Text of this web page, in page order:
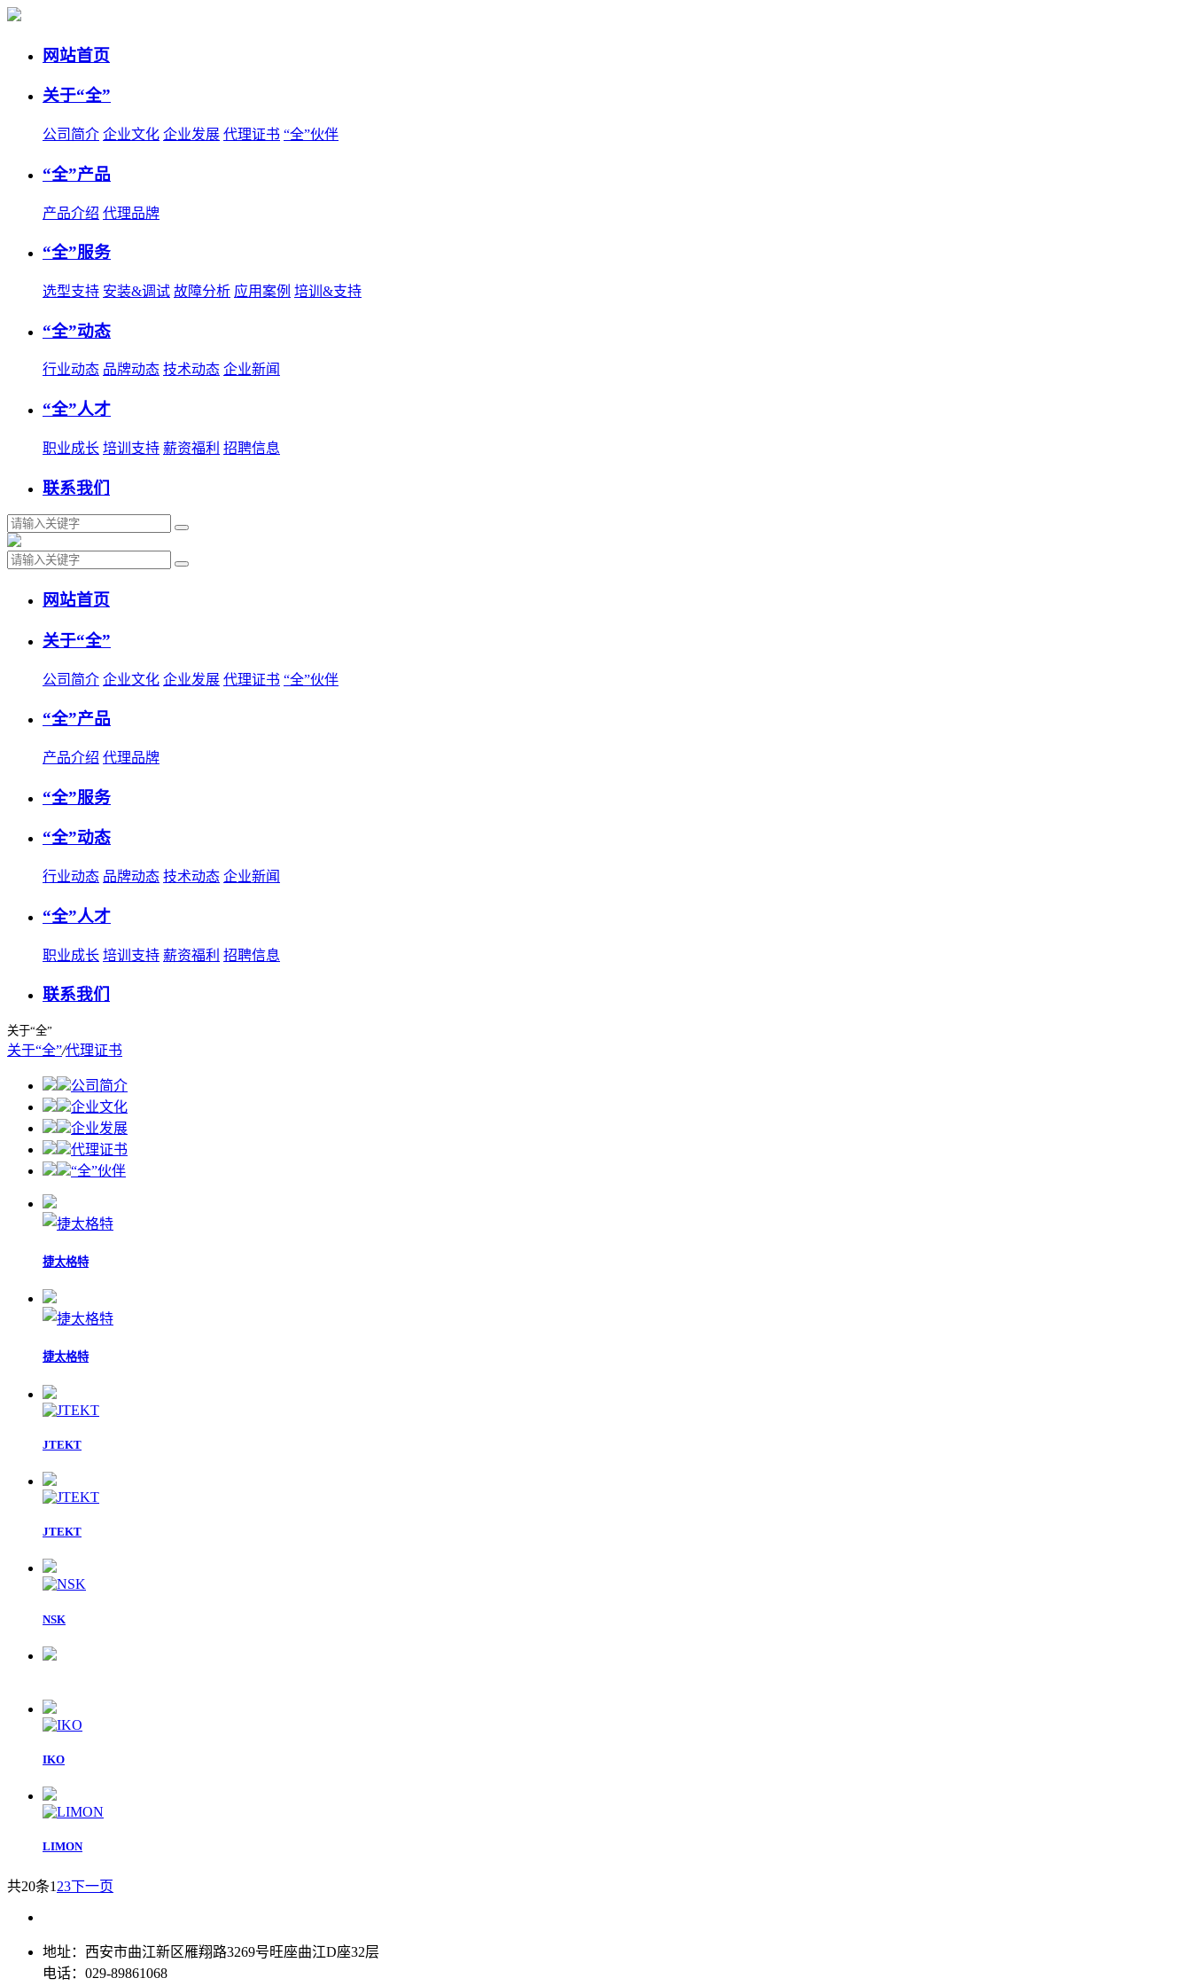
网站首页
关于“全”
公司简介 企业文化 企业发展 代理证书 “全”伙伴
“全”产品
产品介绍 代理品牌
“全”服务
选型支持 安装&调试 故障分析 应用案例 培训&支持
“全”动态
行业动态 品牌动态 技术动态 企业新闻
“全”人才
职业成长 培训支持 薪资福利 招聘信息
联系我们
网站首页
关于“全”
公司简介 企业文化 企业发展 代理证书 “全”伙伴
“全”产品
产品介绍 代理品牌
“全”服务
“全”动态
行业动态 品牌动态 技术动态 企业新闻
“全”人才
职业成长 培训支持 薪资福利 招聘信息
联系我们
关于“全”
关于“全”/代理证书
公司简介
企业文化
企业发展
代理证书
“全”伙伴
捷太格特
捷太格特
JTEKT
JTEKT
NSK
IKO
LIMON
共20条1 23下一页
地址：西安市曲江新区雁翔路3269号旺座曲江D座32层
电话：029-89861068